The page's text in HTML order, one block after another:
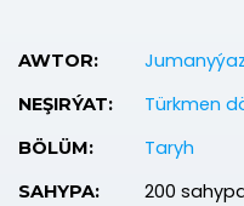
AWTOR:
NEŞIRÝAT: Türkmen
BÖLÜM: Taryh
SAHYPA: 200